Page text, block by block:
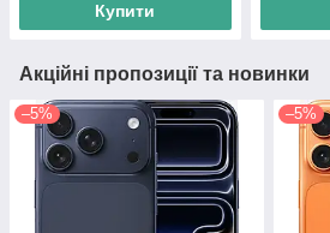
Купити
Акційні пропозиції та новинки
–5% –5%